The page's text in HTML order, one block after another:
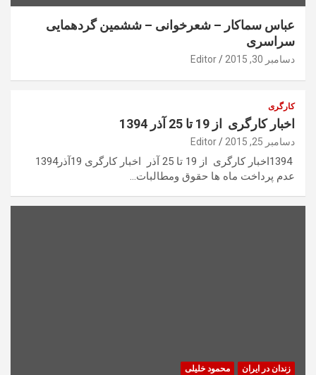
عباس سماکار – شعرخوانی – ششمین گردهمایی
سراسری
دسامبر 30, 2015 Editor
کارگری
اخبار کارگری از 19 تا 25 آذر 1394
دسامبر 25, 2015 Editor
1394اخبار کارگری از 19 تا 25 آذر اخبار کارگری 19آذر1394
عدم پرداخت ماه ها حقوق ومطالبات…
زندان در ایران محمود خلیلی